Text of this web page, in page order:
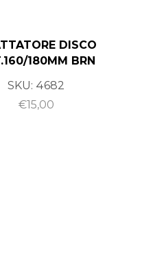
DISCO
180MM BRN
SKU: 4682
€15,00